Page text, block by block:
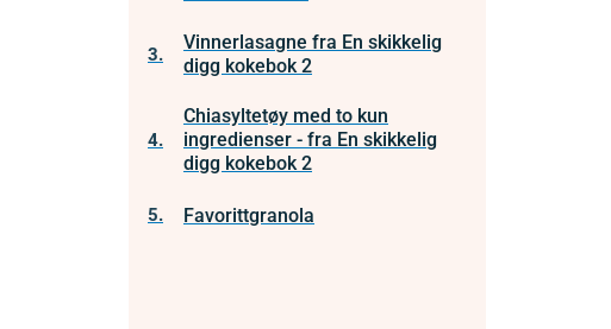
3.
Vinnerlasagne fra En skikkelig
digg kokebok 2
4.
Chiasyltetøy med to kun
ingredienser - fra En skikkelig
digg kokebok 2
5. Favorittgranola